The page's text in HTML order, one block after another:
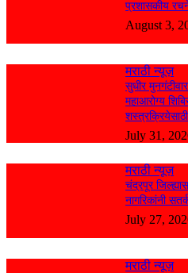
प्रशासकीय
August 3,
मराठी न्यूज़
सुधीर
महाआरोग्य
July 31,
मराठी न्यूज़
चंद्रपूर
नागरिकांनी
July 27,
मराठी न्यूज़